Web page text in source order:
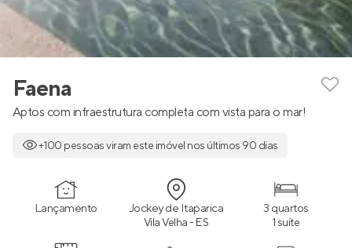
Faena
Aptos com infraestrutura completa com vista para o mar!
+100 pessoas viram este imóvel nos últimos 90 dias
Lançamento Jockey de Itaparica
Vila Velha - ES
3 quartos
1 suíte